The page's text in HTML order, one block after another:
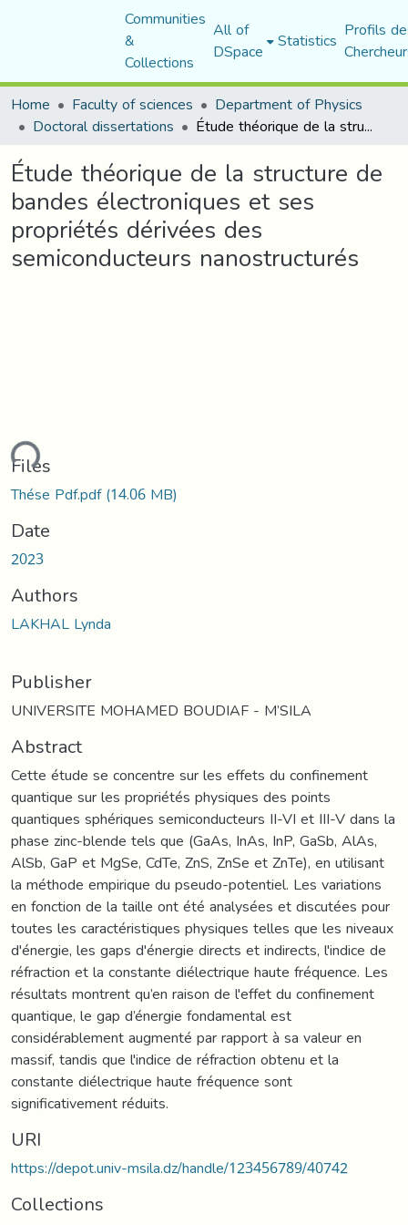
Communities
&
Collections
All of
DSpace Statistics Profils
Home
Faculty of sciences Department of Physics
Doctoral dissertations Étude théorique de la structure de bandes électroniques et ses propriétés dérivées des semiconducteurs nanostructurés
Étude théorique de la structure de
bandes électroniques et ses
propriétés dérivées des
semiconducteurs nanostructurés
Files
Thése Pdf.pdf(14.06 MB)
Date
2023
Authors
LAKHAL Lynda
Publisher
UNIVERSITE MOHAMED BOUDIAF - M’SILA
Abstract
Cette étude se concentre sur les effets du confinement
quantique sur les propriétés physiques des points
quantiques sphériques semiconducteurs II-VI et III-V dans la
phase zinc-blende tels que (GaAs, InAs, InP, GaSb, AlAs,
AlSb, GaP et MgSe, CdTe, ZnS, ZnSe et ZnTe), en utilisant
la méthode empirique du pseudo-potentiel. Les variations
en fonction de la taille ont été analysées et discutées pour
toutes les caractéristiques physiques telles que les niveaux
d'énergie, les gaps d'énergie directs et indirects, l'indice de
réfraction et la constante diélectrique haute fréquence. Les
résultats montrent qu’en raison de l'effet du confinement
quantique, le gap d’énergie fondamental est
considérablement augmenté par rapport à sa valeur en
massif, tandis que l'indice de réfraction obtenu et la
constante diélectrique haute fréquence sont
significativement réduits.
URI
https://depot.univ-msila.dz/handle/123456789/40742
Collections